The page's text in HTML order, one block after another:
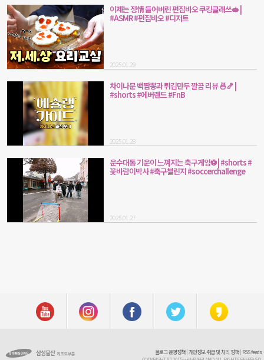
이제는 정情 들어버린 편집바오 쿠킹클래쓰🥪 |
#ASMR #편집바오 #디저트
2025.01.29
차이나문 백짬뽕과 튀김만두 깔끔 리뷰 🍜🍤 |
#shorts #에버랜드 #FnB
2025.01.28
운수대통 기운이 느껴지는 축구게임⚽ | #shorts #
꽃바람이박사 #축구챌린지 #soccerchallenge
2025.01.27
블로그 운영정책|개인정보 취급 및 처리 정책| RSS feeds